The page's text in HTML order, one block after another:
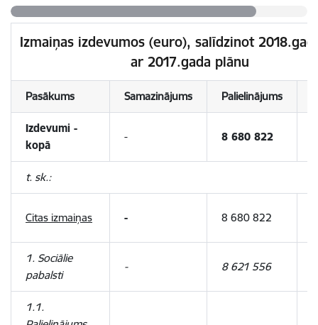
Izmaiņas izdevumos (euro), salīdzinot
ar 2017.gada plānu
Pasākums Samazinājums Palielinājums
Izdevumi -
kopā
- 8 680 822
t. sk.:
Citas izmaiņas - 8 680 822
1. Sociālie
pabalsti
- 8 621 556
1.1.